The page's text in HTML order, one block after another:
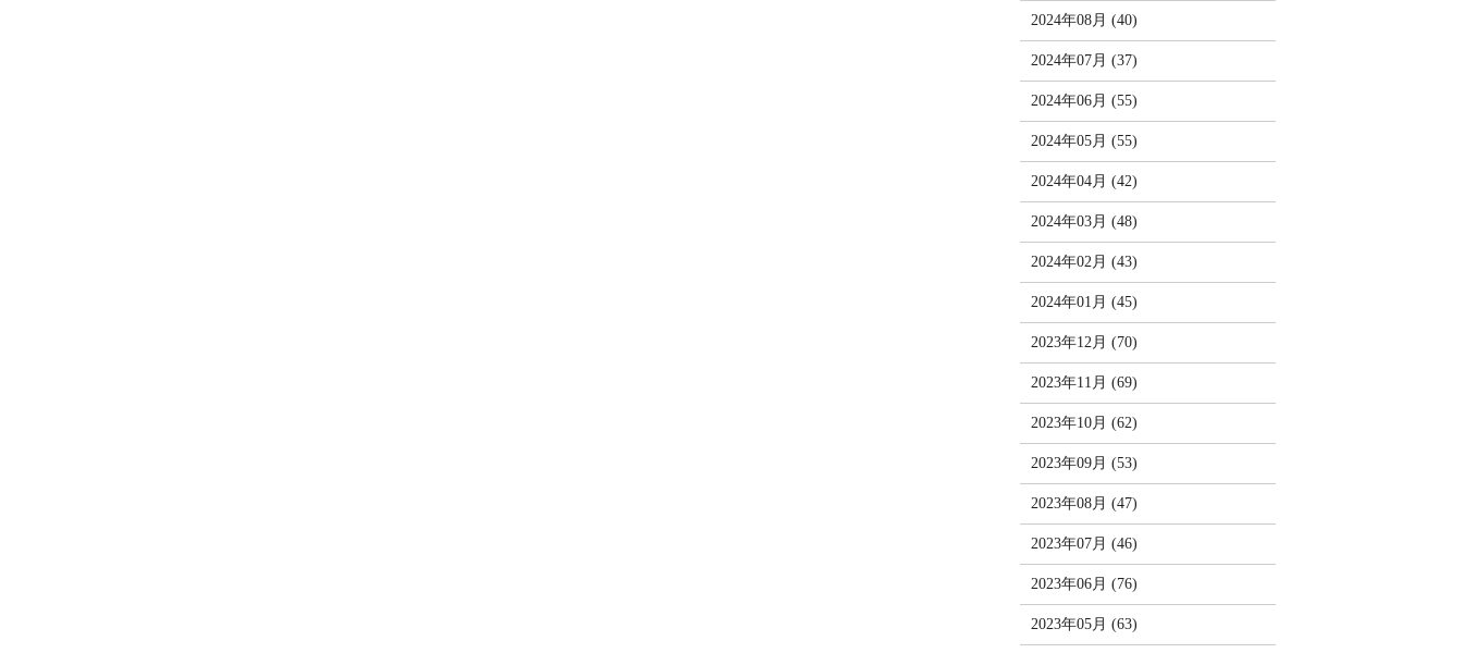
2024年08月 (40)
2024年07月 (37)
2024年06月 (55)
2024年05月 (55)
2024年04月 (42)
2024年03月 (48)
2024年02月 (43)
2024年01月 (45)
2023年12月 (70)
2023年11月 (69)
2023年10月 (62)
2023年09月 (53)
2023年08月 (47)
2023年07月 (46)
2023年06月 (76)
2023年05月 (63)